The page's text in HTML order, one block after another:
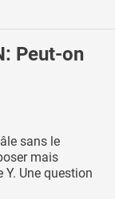
Peut-on
sans le
mais
Une question